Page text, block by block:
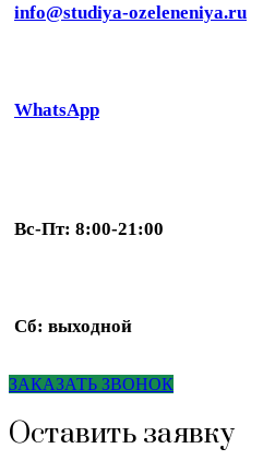
info@studiya-ozeleneniya.ru
WhatsApp
Вс-Пт: 8:00-21:00
Сб: выходной
ЗАКАЗАТЬ ЗВОНОК
Оставить заявку